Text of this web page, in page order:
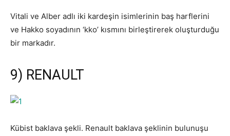
Vitali ve Alber adlı iki kardeşin isimlerinin baş harflerini
ve Hakko soyadının ‘kko’ kısmını birleştirerek oluşturduğu
bir markadır.
9) RENAULT
Kübist baklava şekli. Renault baklava şeklinin bulunuşu